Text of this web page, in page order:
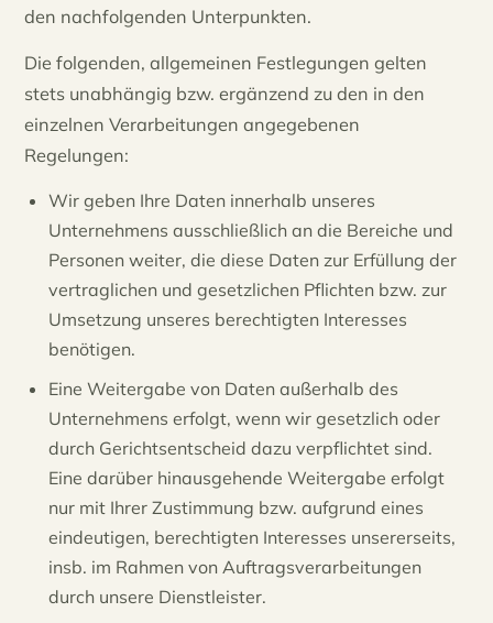
den nachfolgenden Unterpunkten.
Die folgenden, allgemeinen Festlegungen gelten
stets unabhängig bzw. ergänzend zu den in den
einzelnen Verarbeitungen angegebenen
Regelungen:
Wir geben Ihre Daten innerhalb unseres
Unternehmens ausschließlich an die Bereiche und
Personen weiter, die diese Daten zur Erfüllung der
vertraglichen und gesetzlichen Pflichten bzw. zur
Umsetzung unseres berechtigten Interesses
benötigen.
Eine Weitergabe von Daten außerhalb des
Unternehmens erfolgt, wenn wir gesetzlich oder
durch Gerichtsentscheid dazu verpflichtet sind.
Eine darüber hinausgehende Weitergabe erfolgt
nur mit Ihrer Zustimmung bzw. aufgrund eines
eindeutigen, berechtigten Interesses unsererseits,
insb. im Rahmen von Auftragsverarbeitungen
durch unsere Dienstleister.